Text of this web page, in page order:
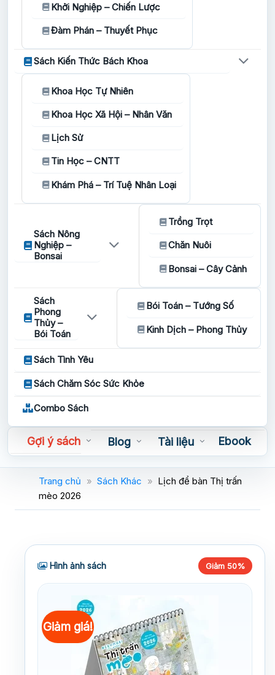
Khởi Nghiệp – Chiến Lược
Đàm Phán – Thuyết Phục
Sách Kiến Thức Bách Khoa
Khoa Học Tự Nhiên
Khoa Học Xã Hội – Nhân Văn
Lịch Sử
Tin Học – CNTT
Khám Phá – Trí Tuệ Nhân Loại
Sách Nông
Nghiệp –
Bonsai
Trồng Trọt
Chăn Nuôi
Bonsai – Cây Cảnh
Sách
Phong
Thủy –
Bói Toán
Bói Toán – Tướng Số
Kinh Dịch – Phong Thủy
Sách Tình Yêu
Sách Chăm Sóc Sức Khỏe
Combo Sách
Gợi ý sách Blog Tài liệu
Ebook
Sách nói
Trang chủ » Sách Khác » Lịch để bàn Thị trấn
mèo 2026
Hình ảnh sách Giảm 50%
Giảm giá!